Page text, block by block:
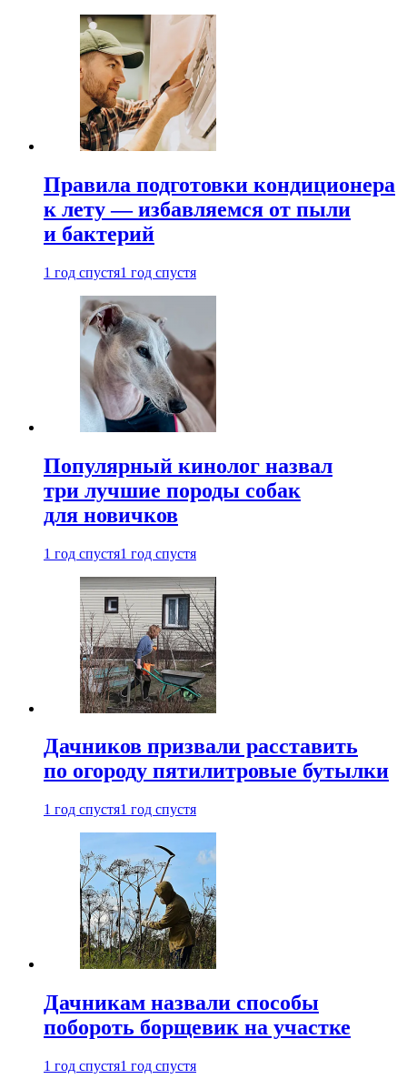
Правила подготовки кондиционера
к лету — избавляемся от пыли
и бактерий
1 год спустя1 год спустя
Популярный кинолог назвал
три лучшие породы собак
для новичков
1 год спустя1 год спустя
Дачников призвали расставить
по огороду пятилитровые бутылки
1 год спустя1 год спустя
Дачникам назвали способы
побороть борщевик на участке
1 год спустя1 год спустя